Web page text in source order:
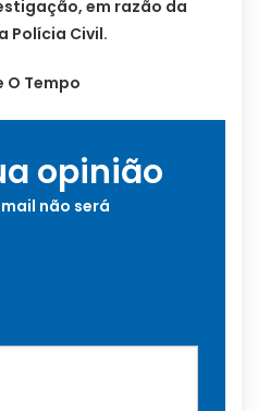
em razão da
Polícia Civil.
O Tempo
opinião
não será